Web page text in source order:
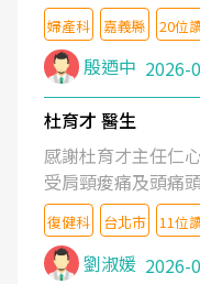
婦產科 嘉義縣 20位
殷迺中 2026-
杜育才 醫生
感謝杜育才主任仁
受肩頸痠痛及頭痛
檢查,也嘗試過西醫
沒有用,後來連吃到
症狀,沒多久就痛起
復健科 台北市 11位
劉淑媛 2026-